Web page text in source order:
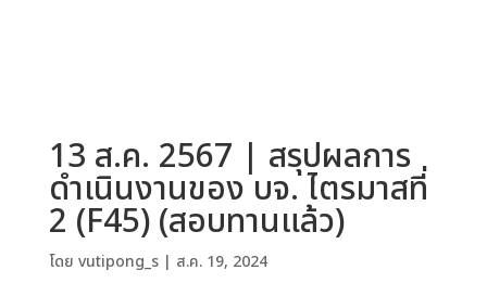
13 ส.ค. 2567 | สรุปผลการ
ดำเนินงานของ บจ. ไตรมาสที่
2 (F45) (สอบทานแล้ว)
โดย vutipong_s| ส.ค. 19, 2024